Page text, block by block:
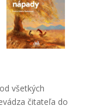
všetkých
čitateľa do